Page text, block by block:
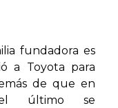
fundadora es
a Toyota para
de que en
el último se